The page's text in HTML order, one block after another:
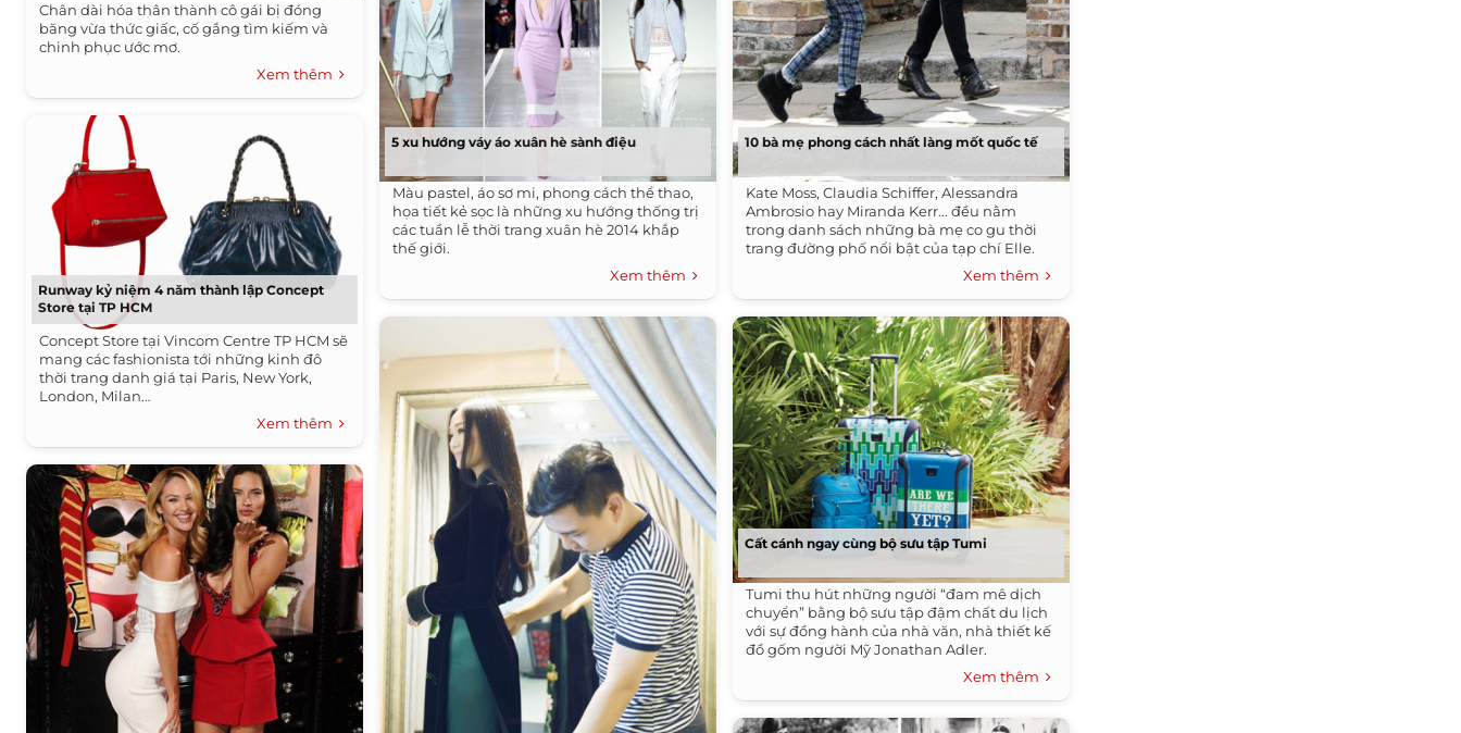
Chân dài hóa thân thành cô gái bị đóng
băng vừa thức giấc, cố gắng tìm kiếm và
chinh phục ước mơ.
Xem thêm
Runway kỷ niệm 4 năm thành lập Concept
Store tại TP HCM
Concept Store tại Vincom Centre TP HCM sẽ
mang các fashionista tới những kinh đô
thời trang danh giá tại Paris, New York,
London, Milan…
Xem thêm
5 xu hướng váy áo xuân hè sành điệu
Màu pastel, áo sơ mi, phong cách thể thao,
họa tiết kẻ sọc là những xu hướng thống trị
các tuần lễ thời trang xuân hè 2014 khắp
thế giới.
Xem thêm
10 bà mẹ phong cách nhất làng mốt quốc tế
Kate Moss, Claudia Schiffer, Alessandra
Ambrosio hay Miranda Kerr... đều nằm
trong danh sách những bà mẹ co gu thời
trang đường phố nổi bật của tạp chí Elle.
Xem thêm
Cất cánh ngay cùng bộ sưu tập Tumi
Tumi thu hút những người “đam mê dịch
chuyển” bằng bộ sưu tập đậm chất du lịch
với sự đồng hành của nhà văn, nhà thiết kế
đồ gốm người Mỹ Jonathan Adler.
Xem thêm